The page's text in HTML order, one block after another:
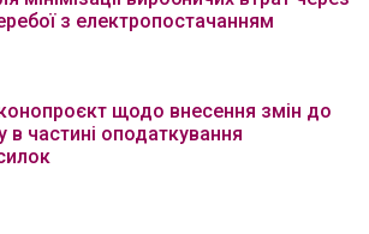
з електропостачанням
щодо внесення змін до
частині оподаткування